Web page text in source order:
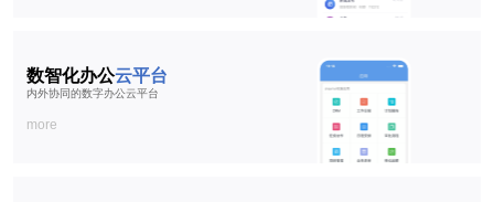
数智化办公云平台
内外协同的数字办公云平台
more